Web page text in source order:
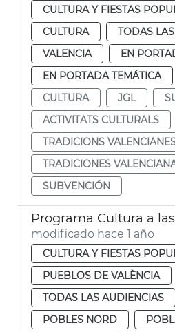
CULTURA Y FIESTAS
CULTURA
TODAS
VALENCIA
EN
EN PORTADA TEMÁTICA
CULTURA
JGL
ACTIVITATS CULTURALS
TRADICIONS
TRADICIONES
SUBVENCIÓN
modificado hace 1 año
CULTURA Y FIESTAS
PUEBLOS DE VALÈNCIA
TODAS LAS AUDIENCIAS
POBLES NORD